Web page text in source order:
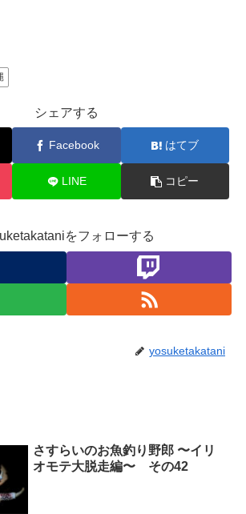
シェアする
Facebook はてブ
LINE コピー
をフォローする
yosuketakatani
さすらいのお魚釣り野郎 〜イリ
オモテ大脱走編〜 その42